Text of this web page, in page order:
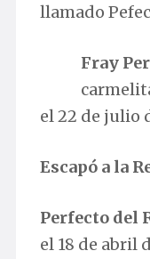
llamado
Fray
el 22 de julio
Escapó a la
Perfecto del
el 18 de abril